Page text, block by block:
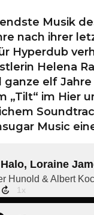
Musik
nach ihrer
Hyperdub
Helena
ganze elf
„Tilt“ im Hier
Music